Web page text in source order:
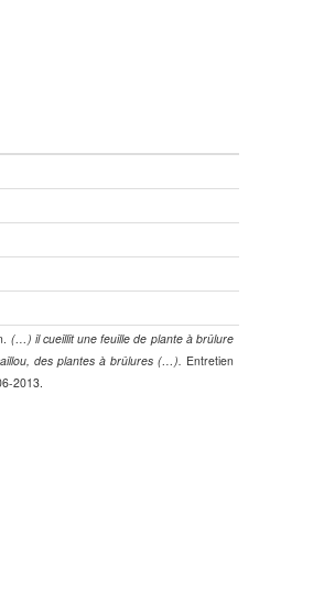
(…) il cueillit une feuille de plante à brûlure
des plantes à brûlures (…). Entretien
2013.